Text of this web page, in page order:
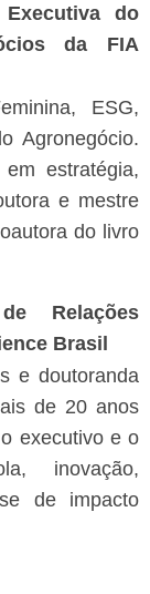
do
da FIA
ESG,
Agronegócio.
estratégia,
e mestre
do livro
Relações
Brasil
e doutoranda
de 20 anos
executivo e o
inovação,
de impacto